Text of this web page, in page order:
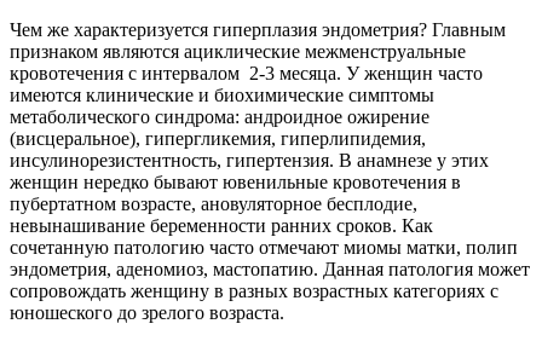
Чем же характеризуется гиперплазия эндометрия? Главным
признаком являются ациклические межменструальные
кровотечения с интервалом 2-3 месяца. У женщин часто
имеются клинические и биохимические симптомы
метаболического синдрома: андроидное ожирение
(висцеральное), гипергликемия, гиперлипидемия,
инсулинорезистентность, гипертензия. В анамнезе у этих
женщин нередко бывают ювенильные кровотечения в
пубертатном возрасте, ановуляторное бесплодие,
невынашивание беременности ранних сроков. Как
сочетанную патологию часто отмечают миомы матки, полип
эндометрия, аденомиоз, мастопатию. Данная патология может
сопровождать женщину в разных возрастных категориях с
юношеского до зрелого возраста.